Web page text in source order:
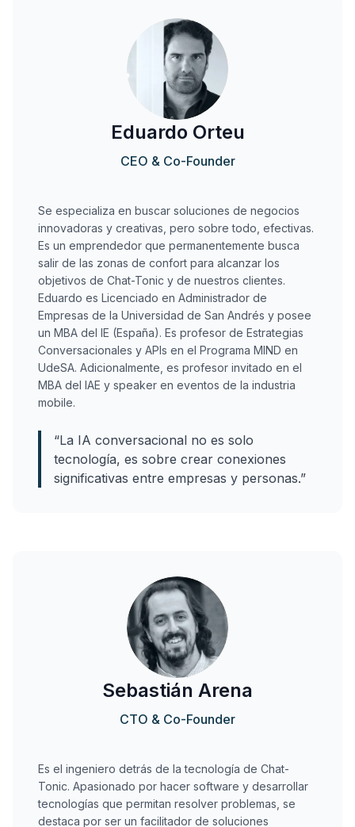
Eduardo Orteu
CEO & Co-Founder
Se especializa en buscar soluciones de negocios
innovadoras y creativas, pero sobre todo, efectivas.
Es un emprendedor que permanentemente busca
salir de las zonas de confort para alcanzar los
objetivos de Chat-Tonic y de nuestros clientes.
Eduardo es Licenciado en Administrador de
Empresas de la Universidad de San Andrés y posee
un MBA del IE (España). Es profesor de Estrategias
Conversacionales y APIs en el Programa MIND en
UdeSA. Adicionalmente, es profesor invitado en el
MBA del IAE y speaker en eventos de la industria
mobile.
“La IA conversacional no es solo
tecnología, es sobre crear conexiones
significativas entre empresas y personas.”
Sebastián Arena
CTO & Co-Founder
Es el ingeniero detrás de la tecnología de Chat-
Tonic. Apasionado por hacer software y desarrollar
tecnologías que permitan resolver problemas, se
destaca por ser un facilitador de soluciones